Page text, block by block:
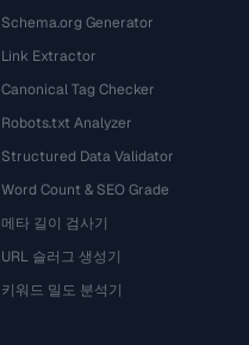
Schema.org Generator
Link Extractor
Canonical Tag Checker
Robots.txt Analyzer
Structured Data Validator
Word Count & SEO Grade
메타 길이 검사기
URL 슬러그 생성기
키워드 밀도 분석기